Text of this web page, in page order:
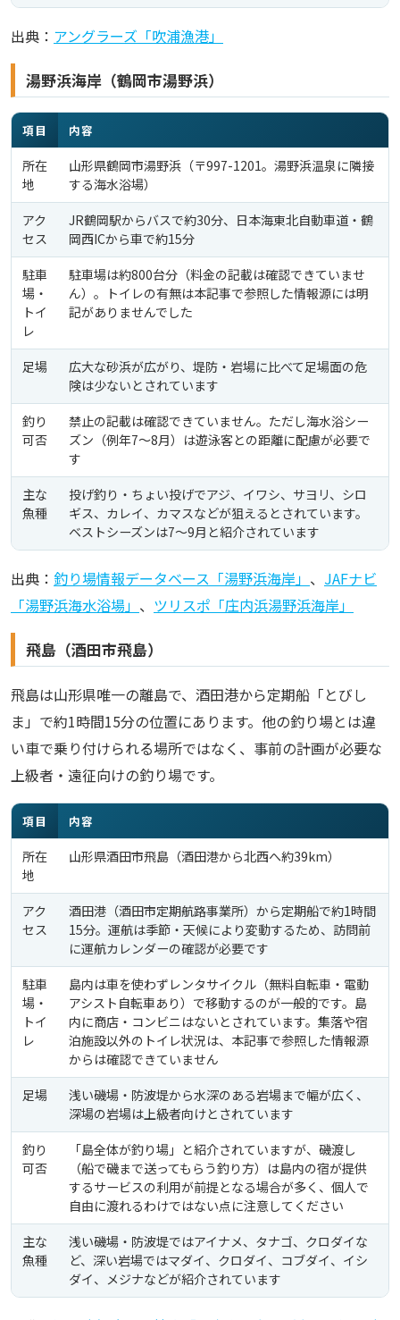
出典： アングラーズ「吹浦漁港」
湯野浜海岸（鶴岡市湯野浜）
項目 内容
所在
地
山形県鶴岡市湯野浜（〒997-1201。湯野浜温泉に隣接
する海水浴場）
アク
セス
JR鶴岡駅からバスで約30分、日本海東北自動車道・鶴
岡西ICから車で約15分
駐車
場・
トイ
レ
駐車場は約800台分（料金の記載は確認できていませ
ん）。トイレの有無は本記事で参照した情報源には明
記がありませんでした
足場
広大な砂浜が広がり、堤防・岩場に比べて足場面の危
険は少ないとされています
釣り
可否
禁止の記載は確認できていません。ただし海水浴シー
ズン（例年7〜8月）は遊泳客との距離に配慮が必要で
す
主な
魚種
投げ釣り・ちょい投げでアジ、イワシ、サヨリ、シロ
ギス、カレイ、カマスなどが狙えるとされています。
ベストシーズンは7〜9月と紹介されています
出典： 釣り場情報データベース「湯野浜海岸」 、 JAFナビ
「湯野浜海水浴場」 、 ツリスポ「庄内浜湯野浜海岸」
飛島（酒田市飛島）
飛島は山形県唯一の離島で、酒田港から定期船「とびし
ま」で約1時間15分の位置にあります。他の釣り場とは違
い車で乗り付けられる場所ではなく、事前の計画が必要な
上級者・遠征向けの釣り場です。
項目 内容
所在
地
山形県酒田市飛島（酒田港から北西へ約39km）
アク
セス
酒田港（酒田市定期航路事業所）から定期船で約1時間
15分。運航は季節・天候により変動するため、訪問前
に運航カレンダーの確認が必要です
駐車
場・
トイ
レ
島内は車を使わずレンタサイクル（無料自転車・電動
アシスト自転車あり）で移動するのが一般的です。島
内に商店・コンビニはないとされています。集落や宿
泊施設以外のトイレ状況は、本記事で参照した情報源
からは確認できていません
足場
浅い磯場・防波堤から水深のある岩場まで幅が広く、
深場の岩場は上級者向けとされています
釣り
可否
「島全体が釣り場」と紹介されていますが、磯渡し
（船で磯まで送ってもらう釣り方）は島内の宿が提供
するサービスの利用が前提となる場合が多く、個人で
自由に渡れるわけではない点に注意してください
主な
魚種
浅い磯場・防波堤ではアイナメ、タナゴ、クロダイな
ど、深い岩場ではマダイ、クロダイ、コブダイ、イシ
ダイ、メジナなどが紹介されています